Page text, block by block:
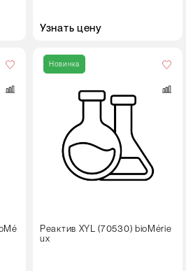
Узнать цену
Новинка
Реактив XYL (70530) bioMérie
ux